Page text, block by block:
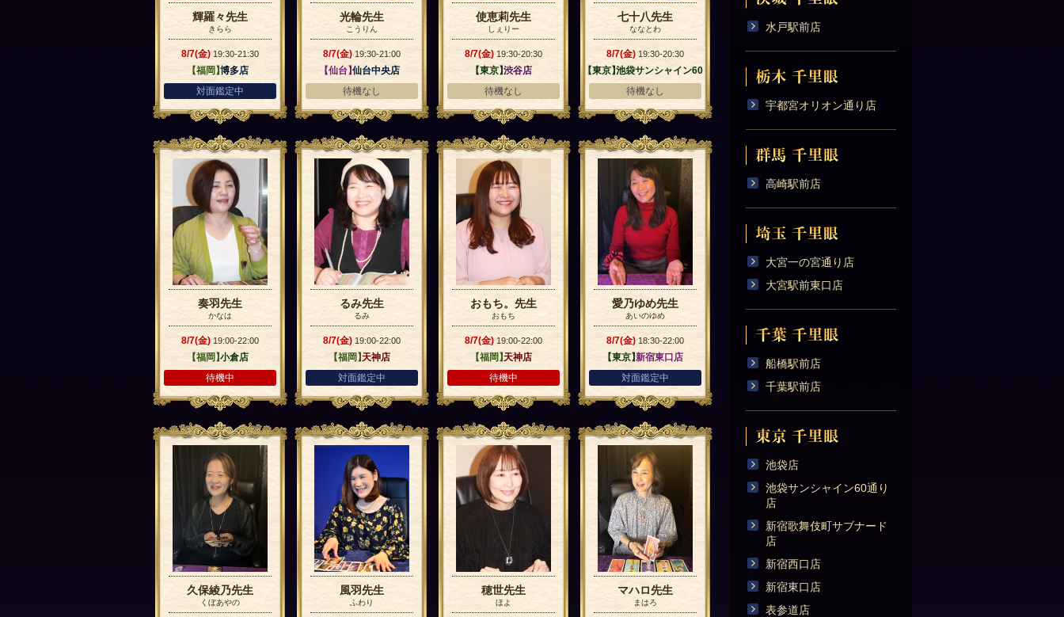
輝羅々先生
きらら
8/7(金) 19:30-21:30
【福岡】博多店
対面鑑定中
光輪先生
こうりん
8/7(金) 19:30-21:00
【仙台】仙台中央店
待機なし
使恵莉先生
しぇりー
8/7(金) 19:30-20:30
【東京】渋谷店
待機なし
七十八先生
ななとわ
8/7(金) 19:30-20:30
【東京】池袋サンシャイン60
通り店
待機なし
奏羽先生
かなは
8/7(金) 19:00-22:00
【福岡】小倉店
待機中
るみ先生
るみ
8/7(金) 19:00-22:00
【福岡】天神店
対面鑑定中
おもち。先生
おもち
8/7(金) 19:00-22:00
【福岡】天神店
待機中
愛乃ゆめ先生
あいのゆめ
8/7(金) 18:30-22:00
【東京】新宿東口店
対面鑑定中
久保綾乃先生
くぼあやの
風羽先生
ふわり
穂世先生
ほよ
マハロ先生
まはろ
水戸駅前店
宇都宮オリオン通り店
高崎駅前店
大宮一の宮通り店
大宮駅前東口店
船橋駅前店
千葉駅前店
池袋店
池袋サンシャイン60通り
店
新宿歌舞伎町サブナード
店
新宿西口店
新宿東口店
表参道店